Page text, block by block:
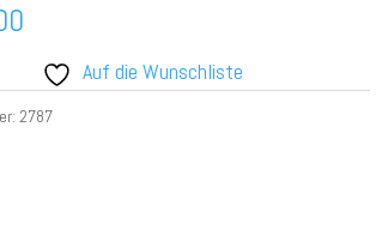
Auf die Wunschliste
2787